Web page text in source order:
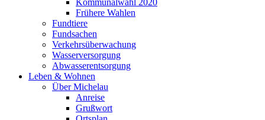
Kommunalwahl 2020
Frühere Wahlen
Fundtiere
Fundsachen
Verkehrsüberwachung
Wasserversorgung
Abwasserentsorgung
Leben & Wohnen
Über Michelau
Anreise
Grußwort